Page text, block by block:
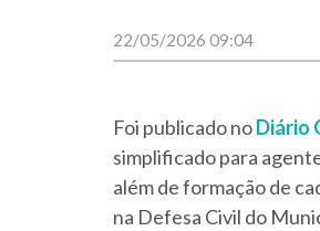
22/05/2026 09:04
Foi publicado noDiário
simplificado para
além de formação de
na Defesa Civil do